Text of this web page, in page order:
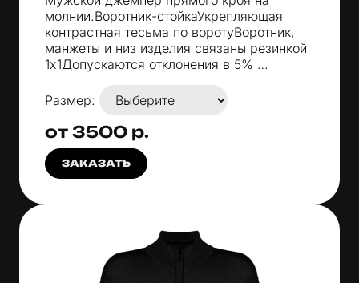
молнии.Воротник-стойкаУкрепляющая
контрастная тесьма по воротуВоротник,
манжеты и низ изделия связаны резинкой
1х1Допускаются отклонения в 5% …
Размер:
от 3500 р.
ЗАКАЗАТЬ